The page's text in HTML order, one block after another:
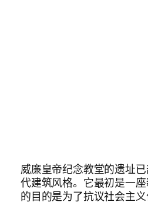
威廉皇帝纪念教堂的遗址
代建筑风格。它最初是一
的目的是为了抗议社会主